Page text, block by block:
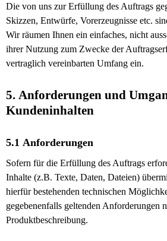
Die von uns zur Erfüllung des Auftrags
Skizzen, Entwürfe, Vorerzeugnisse etc.
Wir räumen Ihnen ein einfaches, nicht
ihrer Nutzung zum Zwecke der
vertraglich vereinbarten Umfang ein.
5. Anforderungen und
Kundeninhalten
5.1 Anforderungen
Sofern für die Erfüllung des Auftrags
Inhalte (z.B. Texte, Daten, Dateien)
hierfür bestehenden technischen
gegebenenfalls geltenden Anforderungen
Produktbeschreibung.